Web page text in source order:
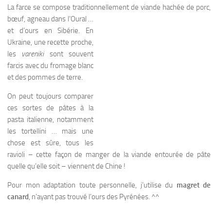
La farce se compose traditionnellement de viande hachée de porc,
bœuf, agneau dans l’Oural …
et d’ours en Sibérie. En
Ukraine, une recette proche,
les varenikisont souvent
farcis avec du fromage blanc
et des pommes de terre.
On peut toujours comparer
ces sortes de pâtes à la
pasta italienne, notamment
les tortellini … mais une
chose est sûre, tous les
ravioli – cette façon de manger de la viande entourée de pâte
quelle qu’elle soit – viennent de Chine !
Pour mon adaptation toute personnelle, j’utilise du magret de
canard, n’ayant pas trouvé l’ours des Pyrénées. ^^